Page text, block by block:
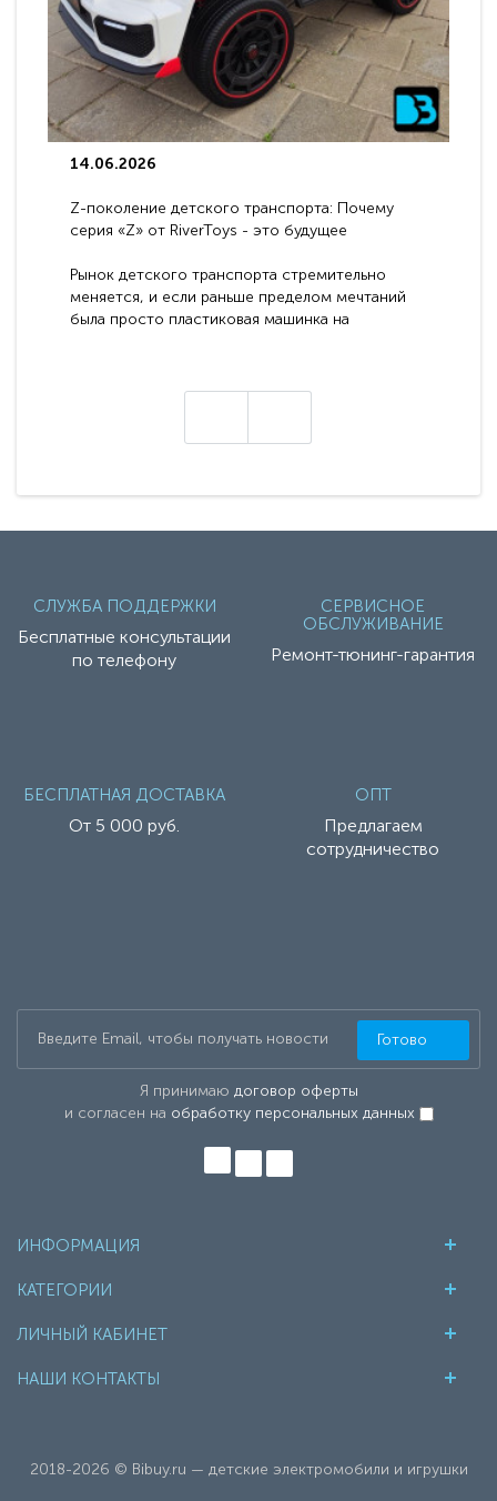
14.06.2026
Z-поколение детского транспорта: Почему
серия «Z» от RiverToys - это будущее
Рынок детского транспорта стремительно
меняется, и если раньше пределом мечтаний
была просто пластиковая машинка на
СЛУЖБА ПОДДЕРЖКИ
Бесплатные консультации
по телефону
СЕРВИСНОЕ
ОБСЛУЖИВАНИЕ
Ремонт-тюнинг-гарантия
БЕСПЛАТНАЯ ДОСТАВКА
От 5 000 руб.
ОПТ
Предлагаем
сотрудничество
Я принимаю договор оферты
и согласен на обработку персональных данных
Готово
ИНФОРМАЦИЯ
КАТЕГОРИИ
ЛИЧНЫЙ КАБИНЕТ
НАШИ КОНТАКТЫ
2018-2026 © Bibuy.ru — детские электромобили и игрушки